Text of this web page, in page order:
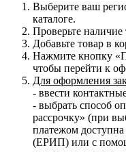
Выберите ваш
каталоге.
Проверьте
Добавьте товар в
Нажмите кнопку
чтобы перейти к
Для оформления
- ввести
- выбрать способ
рассрочку» (при
платежом доступна
(ЕРИП) или с